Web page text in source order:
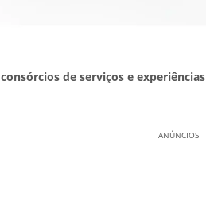
consórcios de serviços e experiências
ANÚNCIOS